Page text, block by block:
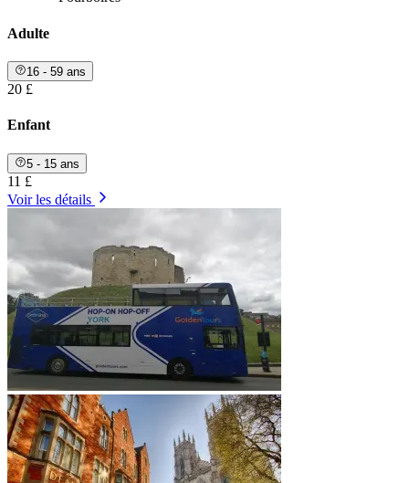
Adulte
16 - 59 ans
20 £
Enfant
5 - 15 ans
11 £
Voir les détails